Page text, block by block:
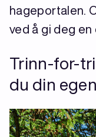
hageportalen.
ved å gi deg
Trinn-for-
du din